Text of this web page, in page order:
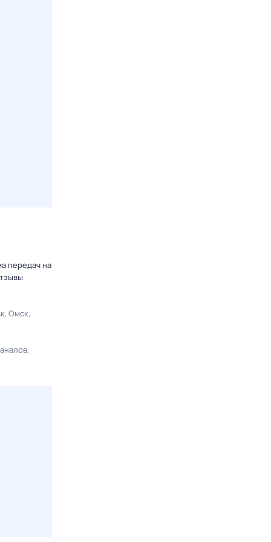
передач на
Омск